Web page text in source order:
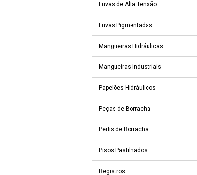
Luvas de Alta Tensão
Luvas Pigmentadas
Mangueiras Hidráulicas
Mangueiras Industriais
Papelões Hidráulicos
Peças de Borracha
Perfis de Borracha
Pisos Pastilhados
Registros